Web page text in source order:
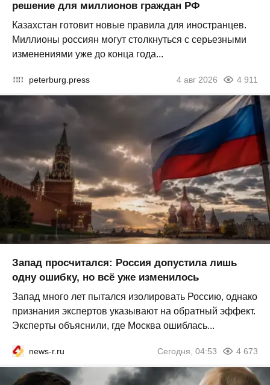
решение для миллионов граждан РФ
Казахстан готовит новые правила для иностранцев.
Миллионы россиян могут столкнуться с серьезными
изменениями уже до конца года...
peterburg.press 4 авг 2026 4 911
Запад просчитался: Россия допустила лишь
одну ошибку, но всё уже изменилось
Запад много лет пытался изолировать Россию, однако
признания экспертов указывают на обратный эффект.
Эксперты объяснили, где Москва ошиблась...
news-r.ru Сегодня, 04:53 4 673